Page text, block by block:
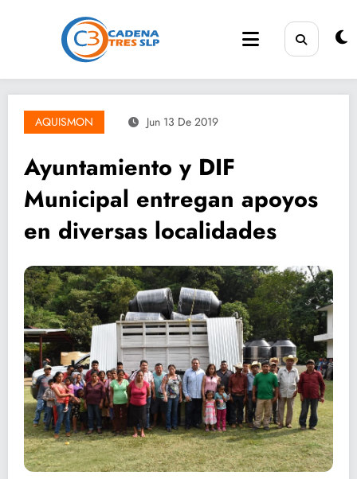
AQUISMON Jun 13 De 2019
Ayuntamiento y DIF
Municipal entregan apoyos
en diversas localidades